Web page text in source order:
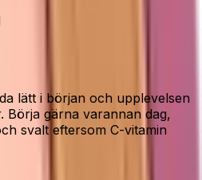
lätt i början och upplevelsen
Börja gärna varannan dag,
svalt eftersom C-vitamin